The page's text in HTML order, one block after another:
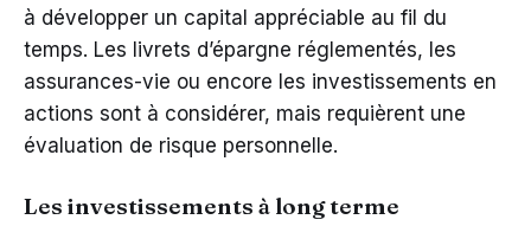
à développer un capital appréciable au fil du
temps. Les livrets d’épargne réglementés, les
assurances-vie ou encore les investissements en
actions sont à considérer, mais requièrent une
évaluation de risque personnelle.
Les investissements à long terme